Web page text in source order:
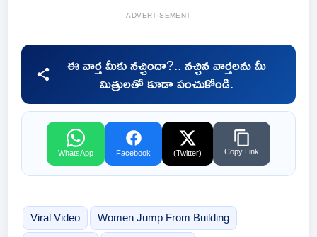
ADVERTISEMENT
ఈ వార్త మీకు నచ్చిందా?.. నచ్చిన వార్తలను మీ
మిత్రులతో కూడా పంచుకోండి.
WhatsApp Facebook (Twitter) Copy Link
Viral Video Women Jump From Building